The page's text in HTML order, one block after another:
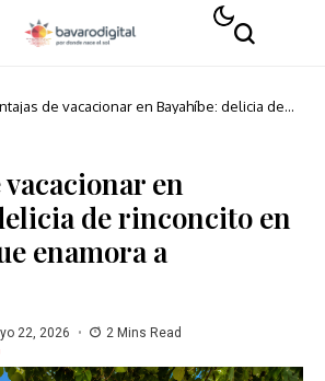
de vacacionar en Bayahíbe: delicia de
vacacionar en
de rinconcito en
enamora a
22, 2026 2 Mins Read